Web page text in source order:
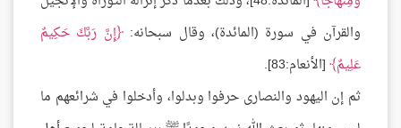
والقرآن في سورة (المائدة)، وقال سبحانه: إِنَّ رَبَّكَ حَكِيمٌ
عَلِيمٌ [الأنعام:83].
ثم إن اليهود والنصارى حرفوا وبدلوا، وأدخلوا في شرائعهم ما